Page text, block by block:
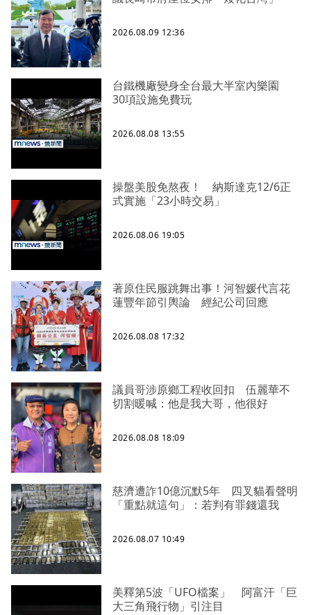
2026.08.09 12:36
台鐵機廠變身全台最大半室內樂園
30項設施免費玩
2026.08.08 13:55
操盤美股免熬夜！ 納斯達克12/6正
式實施「23小時交易」
2026.08.06 19:05
著原住民服跳舞出事！河智媛代言花
蓮豐年節引輿論 經紀公司回應
2026.08.08 17:32
議員哥涉原鄉工程收回扣 伍麗華不
切割暖喊：他是我大哥，他很好
2026.08.08 18:09
慈濟遭詐10億沉默5年 四叉貓看聲明
「重點就這句」：若判有罪錢還我
2026.08.07 10:49
美釋第5波「UFO檔案」 阿富汗「巨
大三角飛行物」引注目